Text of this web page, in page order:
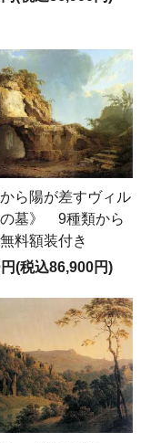
から陽が差すヴィル
墓》 9種類から
料額装付き
(税込86,900円)